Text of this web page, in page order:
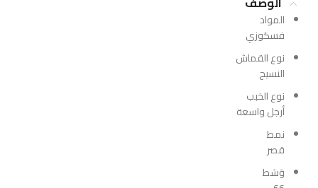
المواد
فسكوزي
نوع القماش
النسيج
نوع الخبب
أرجل واسعة
نمط
قصر
وَسَط